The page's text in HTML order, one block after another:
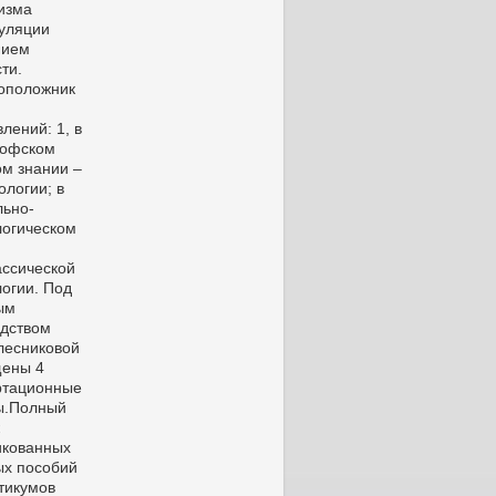
1, в
знании –
в
Под
4
пособий